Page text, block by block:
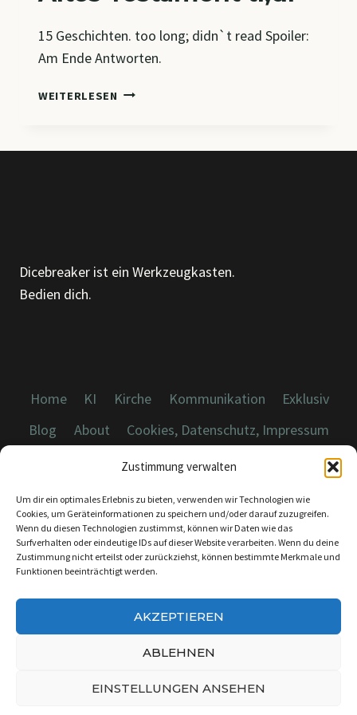
Zustimmung verwalten
Um dir ein optimales Erlebnis zu bieten, verwenden wir Technologien wie
Cookies, um Geräteinformationen zu speichern und/oder darauf zuzugreifen.
Wenn du diesen Technologien zustimmst, können wir Daten wie das
Surfverhalten oder eindeutige IDs auf dieser Website verarbeiten. Wenn du deine
Zustimmung nicht erteilst oder zurückziehst, können bestimmte Merkmale und
Funktionen beeinträchtigt werden.
AKZEPTIEREN
ABLEHNEN
EINSTELLUNGEN ANSEHEN
15 Geschichten. too long; didn`t read Spoiler:
Am Ende Antworten.
WEITERLESEN ALTES
Dicebreaker ist ein Werkzeugkasten.
Bedien dich.
Home KI Kirche Kommunikation
Exklusiv
Blog
About Cookies, Datenschutz, Impressum
© 2026 Dicebreaker.de - Alle Rechte vorbehalten
INFO@DICEBREAKER.DE